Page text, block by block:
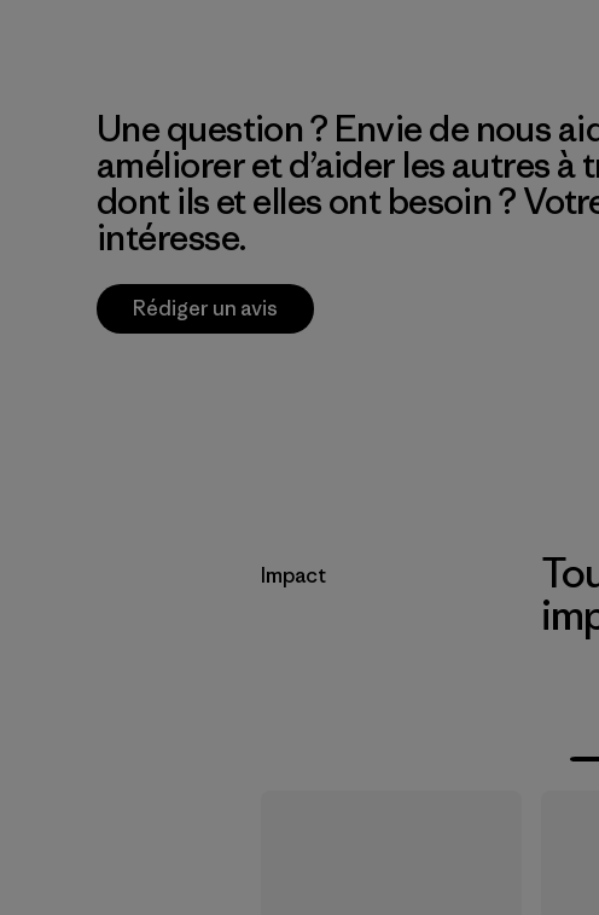
Une question ? Envie de nous
améliorer et d’aider les autres à
dont ils et elles ont besoin ?
intéresse.
Rédiger un avis
Impact